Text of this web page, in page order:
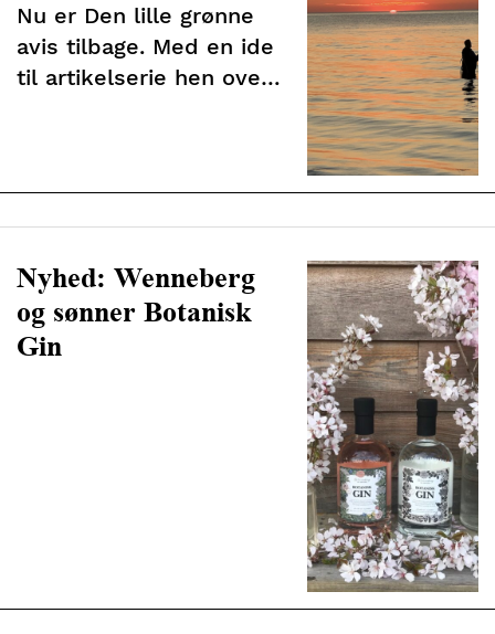
Nu er Den lille grønne
avis tilbage. Med en ide
til artikelserie hen over
Nyhed: Wenneberg
og sønner Botanisk
Gin